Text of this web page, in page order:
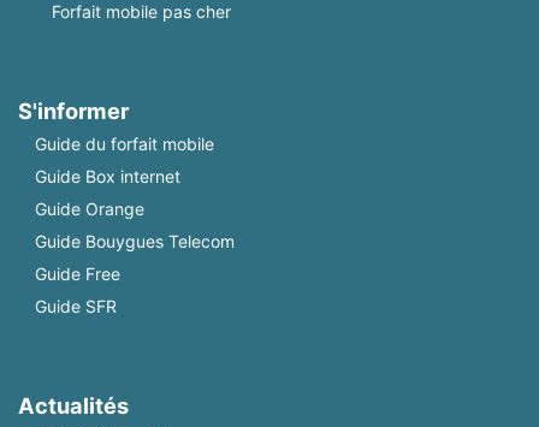
Forfait mobile pas cher
S'informer
Guide du forfait mobile
Guide Box internet
Guide Orange
Guide Bouygues Telecom
Guide Free
Guide SFR
Actualités